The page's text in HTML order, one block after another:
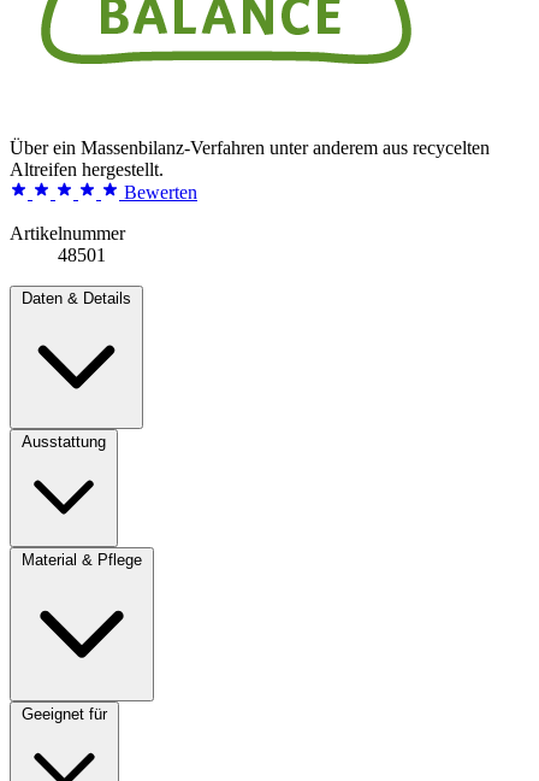
Über ein Massenbilanz-Verfahren unter anderem aus recycelten
Altreifen hergestellt.
Bewerten
Artikelnummer
48501
Daten & Details
Ausstattung
Material & Pflege
Geeignet für